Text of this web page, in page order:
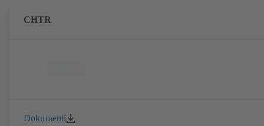
CHTR
Dokumenti